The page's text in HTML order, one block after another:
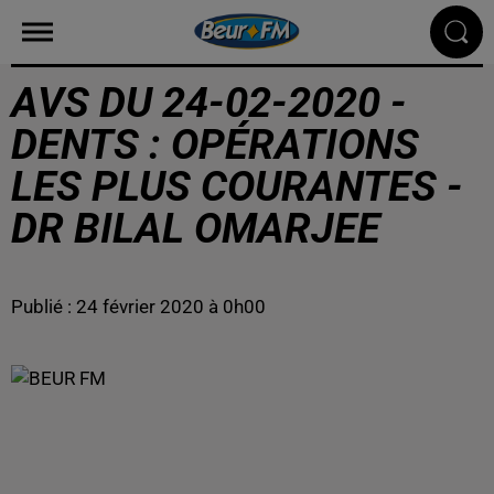
AVS DU 24-02-2020 -
DENTS : OPÉRATIONS
LES PLUS COURANTES -
DR BILAL OMARJEE
Publié : 24 février 2020 à 0h00